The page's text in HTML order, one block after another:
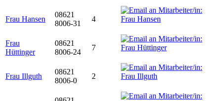
Frau Hansen
08621
8006-31
4
Frau
Hüttinger
08621
8006-24
7
Frau Illguth
08621
8006-0
2